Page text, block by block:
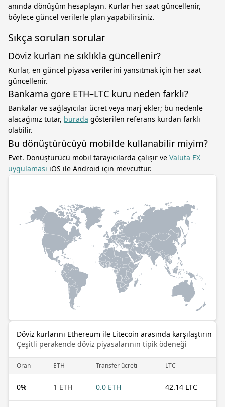
anında dönüşüm hesaplayın. Kurlar her saat güncellenir,
böylece güncel verilerle plan yapabilirsiniz.
Sıkça sorulan sorular
Döviz kurları ne sıklıkla güncellenir?
Kurlar, en güncel piyasa verilerini yansıtmak için her saat
güncellenir.
Bankama göre ETH–LTC kuru neden farklı?
Bankalar ve sağlayıcılar ücret veya marj ekler; bu nedenle
alacağınız tutar, burada gösterilen referans kurdan farklı
olabilir.
Bu dönüştürücüyü mobilde kullanabilir miyim?
Evet. Dönüştürücü mobil tarayıcılarda çalışır ve Valuta EX
uygulaması iOS ile Android için mevcuttur.
Döviz kurlarını Ethereum ile Litecoin arasında karşılaştırın
Çeşitli perakende döviz piyasalarının tipik ödeneği
Oran ETH Transfer ücreti LTC
0% 1 ETH 0.0 ETH 42.14 LTC